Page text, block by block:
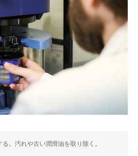
。汚れや古い潤滑油を取り除く。